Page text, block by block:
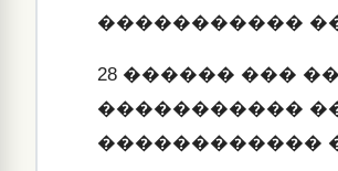
�����������
28 ������ ���
�����������
������������